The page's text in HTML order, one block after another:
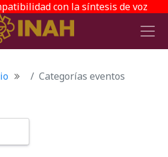
con la síntesis de voz
Categorías eventos